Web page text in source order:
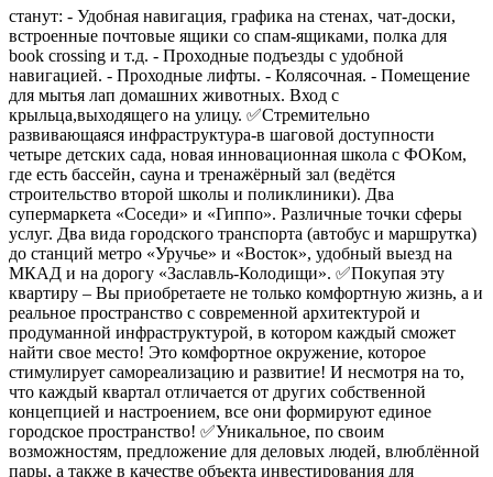
станут: - Удобная навигация, графика на стенах, чат-доски,
встроенные почтовые ящики со спам-ящиками, полка для
book crossing и т.д. - Проходные подъезды с удобной
навигацией. - Проходные лифты. - Колясочная. - Помещение
для мытья лап домашних животных. Вход с
крыльца,выходящего на улицу. ✅Стремительно
развивающаяся инфраструктура-в шаговой доступности
четыре детских сада, новая инновационная школа с ФОКом,
где есть бассейн, сауна и тренажёрный зал (ведётся
строительство второй школы и поликлиники). Два
супермаркета «Соседи» и «Гиппо». Различные точки сферы
услуг. Два вида городского транспорта (автобус и маршрутка)
до станций метро «Уручье» и «Восток», удобный выезд на
МКАД и на дорогу «Заславль-Колодищи». ✅Покупая эту
квартиру – Вы приобретаете не только комфортную жизнь, а и
реальное пространство с современной архитектурой и
продуманной инфраструктурой, в котором каждый сможет
найти свое место! Это комфортное окружение, которое
стимулирует самореализацию и развитие! И несмотря на то,
что каждый квартал отличается от других собственной
концепцией и настроением, все они формируют единое
городское пространство! ✅Уникальное, по своим
возможностям, предложение для деловых людей, влюблённой
пары, а также в качестве объекта инвестирования для